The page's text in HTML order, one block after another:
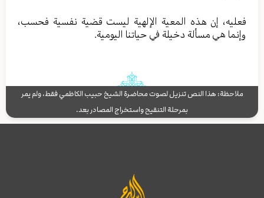
فعليه، إن هذه المعية الإلهية ليست قضية نفسية فحسب،
وإنما هي مسألة دخيلة في حياتنا اليومية.
ملاحظة: هذا النص تنزيل لصوت محاضرة الشيخ حبيب الكاظمي فقط، ولم يمر
بمرحلة التنقيح واستخراج المصادر بعد.